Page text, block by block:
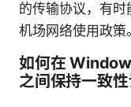
的传输协议，有
机场网络使用政策。
如何在
之间保持一致性